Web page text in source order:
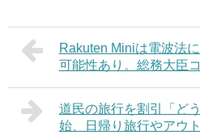
Rakuten Miniは電波法
可能性あり。総務大臣
道民の旅行を割引「ど
始、日帰り旅行やアウ